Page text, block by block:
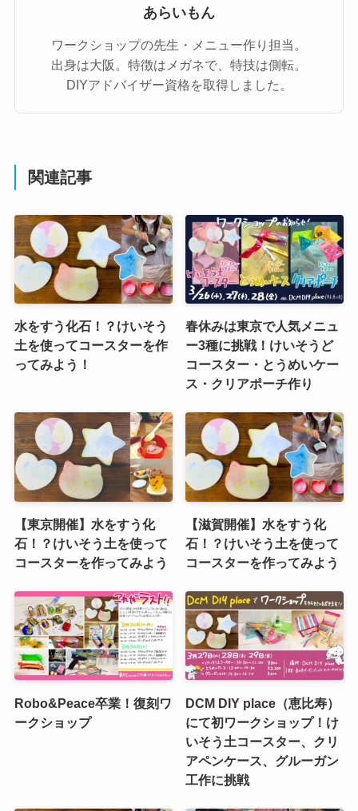
あらいもん
ワークショップの先生・メニュー作り担当。
出身は大阪。特徴はメガネで、特技は側転。
DIYアドバイザー資格を取得しました。
関連記事
水をすう化石！？けいそう
土を使ってコースターを作
ってみよう！
春休みは東京で人気メニュ
ー3種に挑戦！けいそうど
コースター・とうめいケー
ス・クリアポーチ作り
【東京開催】水をすう化
石！？けいそう土を使って
コースターを作ってみよう
【滋賀開催】水をすう化
石！？けいそう土を使って
コースターを作ってみよう
Robo&Peace卒業！復刻ワ
ークショップ
DCM DIY place（恵比寿）
にて初ワークショップ！け
いそう土コースター、クリ
アペンケース、グルーガン
工作に挑戦